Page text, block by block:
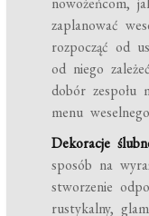
zaplanować
rozpocząć od
od niego
dobór zespołu
menu
Dekoracje
sposób na
stworzenie
rustykalny,